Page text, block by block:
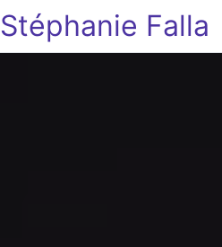
Stéphanie Falla